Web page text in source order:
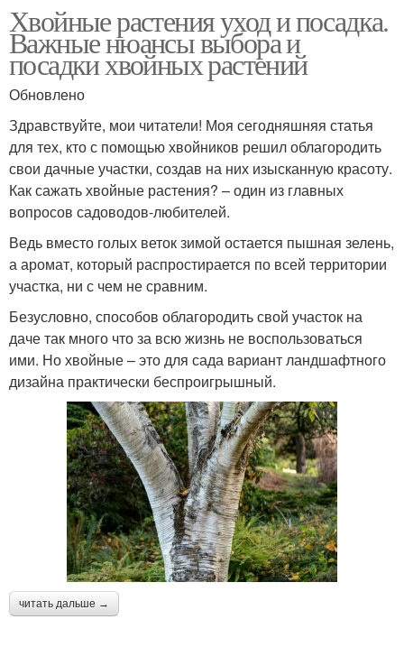
Хвойные растения уход и посадка.
Важные нюансы выбора и
посадки хвойных растений
Обновлено
Здравствуйте, мои читатели! Моя сегодняшняя статья
для тех, кто с помощью хвойников решил облагородить
свои дачные участки, создав на них изысканную красоту.
Как сажать хвойные растения? – один из главных
вопросов садоводов-любителей.
Ведь вместо голых веток зимой остается пышная зелень,
а аромат, который распростирается по всей территории
участка, ни с чем не сравним.
Безусловно, способов облагородить свой участок на
даче так много что за всю жизнь не воспользоваться
ими. Но хвойные – это для сада вариант ландшафтного
дизайна практически беспроигрышный.
читать дальше →